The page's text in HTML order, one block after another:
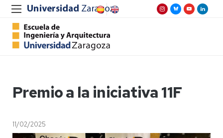
Premio a la iniciativa 11F
11/02/2025